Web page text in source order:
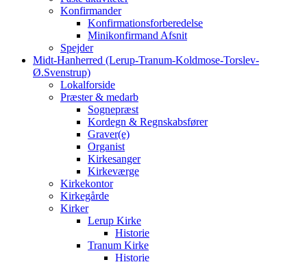
Konfirmander
Konfirmationsforberedelse
Minikonfirmand Afsnit
Spejder
Midt-Hanherred (Lerup-Tranum-Koldmose-Torslev-
Ø.Svenstrup)
Lokalforside
Præster & medarb
Sognepræst
Kordegn & Regnskabsfører
Graver(e)
Organist
Kirkesanger
Kirkeværge
Kirkekontor
Kirkegårde
Kirker
Lerup Kirke
Historie
Tranum Kirke
Historie